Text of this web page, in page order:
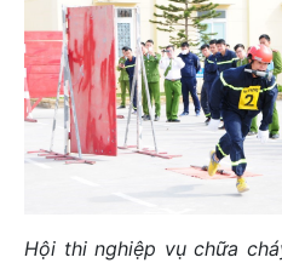
Hội thi nghiệp vụ chữa